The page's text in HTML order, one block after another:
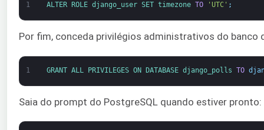
1 ALTER ROLE django_user SET timezone TO 'UTC' ;
Por fim, conceda privilégios administrativos do banco
1 GRANT ALL PRIVILEGES ON DATABASE django_polls TO
Saia do prompt do PostgreSQL quando estiver pronto: